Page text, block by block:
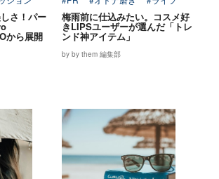
さ！パー
から展開
梅雨前に仕込みたい。コスメ好
きLIPSユーザーが選んだ「トレ
ンド神アイテム」
by by them 編集部